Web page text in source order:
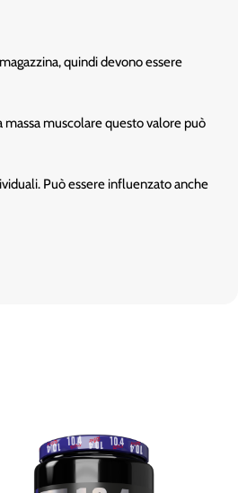
quindi devono essere
muscolare questo valore può
Può essere influenzato anche